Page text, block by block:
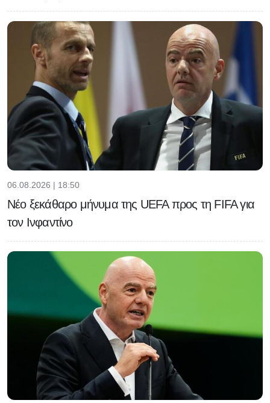
06.08.2026 | 18:50
Νέο ξεκάθαρο μήνυμα της UEFA προς τη FIFA για
τον Ινφαντίνο